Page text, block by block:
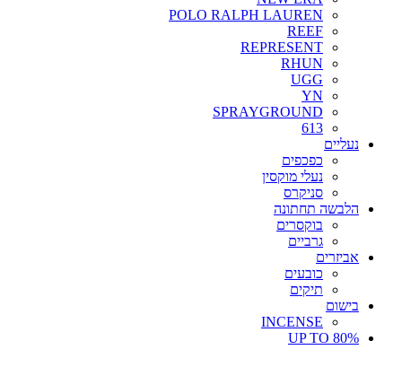
POLO RALPH LAUREN
REEF
REPRESENT
RHUN
UGG
YN
SPRAYGROUND
613
נעליים
כפכפים
נעלי מוקסין
סניקרס
הלבשה תחתונה
בוקסרים
גרביים
אביזרים
כובעים
תיקים
בישום
INCENSE
UP TO 80%